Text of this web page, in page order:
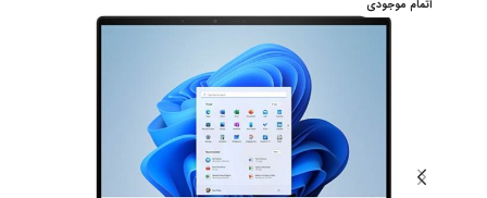
اتمام موجودی